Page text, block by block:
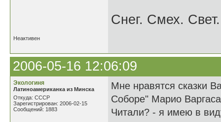
Снег. Смех. Свет.
Неактивен
2006-05-16 12:06:09
Экологиня
Латиноамериканка из Минска
Откуда: СССР
Зарегистрирован: 2006-02-15
Сообщений: 1883
Мне нравятся сказки
Соборе" Марио
Читали? - я имею в